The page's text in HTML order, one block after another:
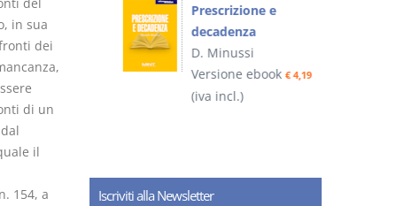
in sua
dei
di un
il
154, a
e
€ 4,19
Prescrizione e
decadenza
D. Minussi
Versione ebook€ 4,19
(iva incl.)
Iscriviti alla Newsletter